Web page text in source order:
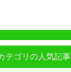
テゴリの人気記事